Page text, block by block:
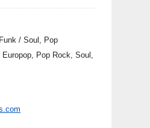
/ Soul, Pop
Europop, Pop Rock, Soul,